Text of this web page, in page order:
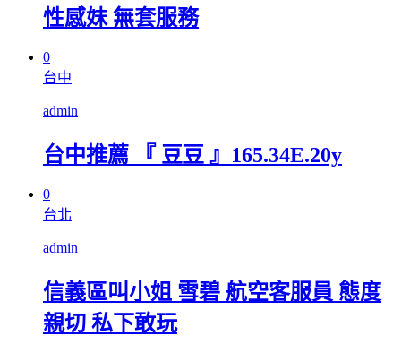
性感妹 無套服務
0
台中
admin
台中推薦 『 豆豆 』165.34E.20y
0
台北
admin
信義區叫小姐 雪碧 航空客服員 態度
親切 私下敢玩